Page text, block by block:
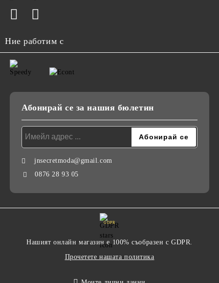
Ние работим с
Абонирай се за нашия бюлетин
jnsecretmoda@gmail.com
0876 28 93 05
GDPR
Нашият онлайн магазин е 100% съобразен с GDPR.
Прочетете нашата политика